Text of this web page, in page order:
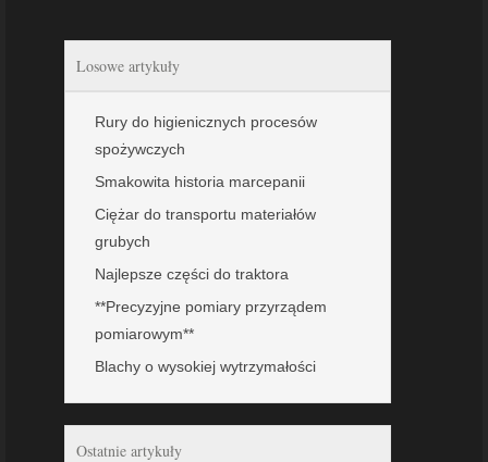
Losowe artykuły
Rury do higienicznych procesów
spożywczych
Smakowita historia marcepanii
Ciężar do transportu materiałów
grubych
Najlepsze części do traktora
**Precyzyjne pomiary przyrządem
pomiarowym**
Blachy o wysokiej wytrzymałości
Ostatnie artykuły